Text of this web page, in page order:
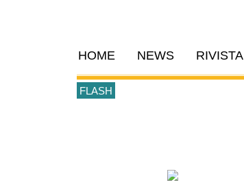
HOME NEWS RIVISTA
FLASH